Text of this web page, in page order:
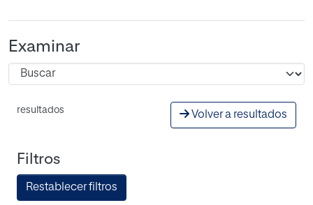
Examinar
resultados Volver a resultados
Filtros
Restablecer filtros